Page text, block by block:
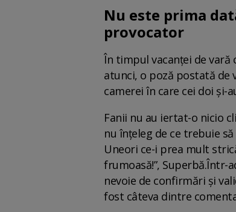
Nu este prima
provocator
În timpul vacanței de vară
atunci, o poză postată de
camerei în care cei doi și-
Fanii nu au iertat-o nicio
nu înțeleg de ce trebuie
Uneori ce-i prea mult
frumoasă!”, Superbă.Într-
nevoie de confirmări și
fost câteva dintre